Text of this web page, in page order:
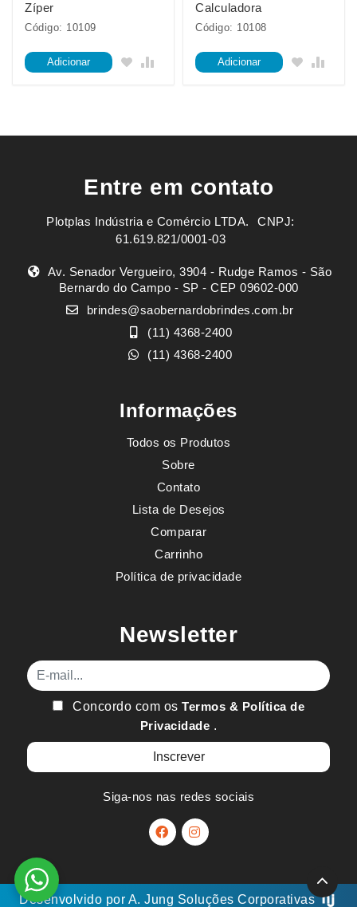
Zíper
Código: 10109
Adicionar
Calculadora
Código: 10108
Adicionar
Entre em contato
Plotplas Indústria e Comércio LTDA. ㅤㅤㅤ CNPJ:
61.619.821/0001-03
Av. Senador Vergueiro, 3904 - Rudge Ramos - São
Bernardo do Campo - SP - CEP 09602-000
brindes@saobernardobrindes.com.br
(11) 4368-2400
(11) 4368-2400
Informações
Todos os Produtos
Sobre
Contato
Lista de Desejos
Comparar
Carrinho
Política de privacidade
Newsletter
E-mail
Concordo com osTermos & Política de
Privacidade .
Siga-nos nas redes sociais
Desenvolvido por A. Jung Soluções Corporativas